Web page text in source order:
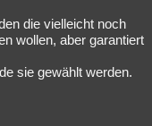
die vielleicht noch
wollen, aber garantiert
sie gewählt werden.